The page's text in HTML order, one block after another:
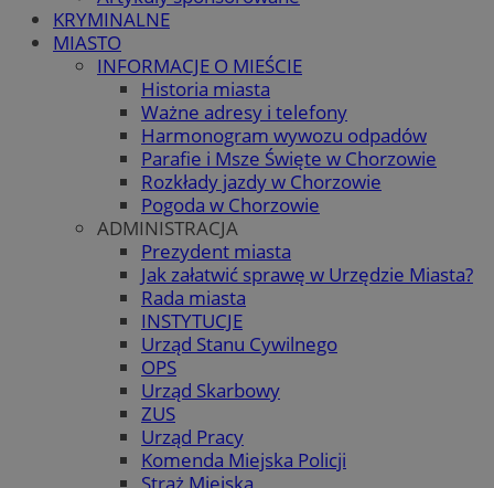
KRYMINALNE
MIASTO
INFORMACJE O MIEŚCIE
Historia miasta
Ważne adresy i telefony
Harmonogram wywozu odpadów
Parafie i Msze Święte w Chorzowie
Rozkłady jazdy w Chorzowie
Pogoda w Chorzowie
ADMINISTRACJA
Prezydent miasta
Jak załatwić sprawę w Urzędzie Miasta?
Rada miasta
INSTYTUCJE
Urząd Stanu Cywilnego
OPS
Urząd Skarbowy
ZUS
Urząd Pracy
Komenda Miejska Policji